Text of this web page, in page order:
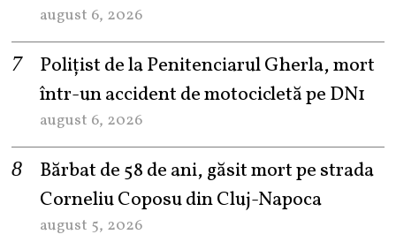
august 6, 2026
Polițist de la Penitenciarul Gherla, mort
într-un accident de motocicletă pe DN1
august 6, 2026
Bărbat de 58 de ani, găsit mort pe strada
Corneliu Coposu din Cluj-Napoca
august 5, 2026